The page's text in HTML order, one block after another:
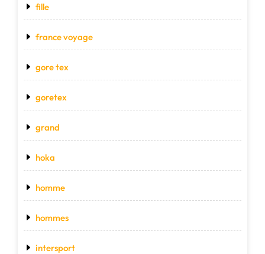
fille
france voyage
gore tex
goretex
grand
hoka
homme
hommes
intersport